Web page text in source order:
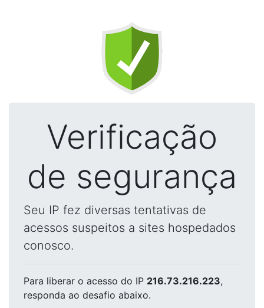
Verificação
de segurança
Seu IP fez diversas tentativas de
acessos suspeitos a sites hospedados
conosco.
Para liberar o acesso do IP 216.73.216.223,
responda ao desafio abaixo.